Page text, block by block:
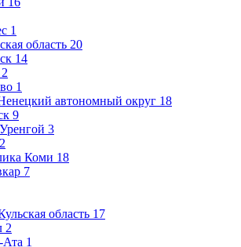
1
область 20
14
2
1
автономный округ 18
9
3
2
Коми 18
7
область 17
2
1